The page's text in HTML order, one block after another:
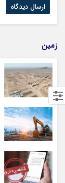
زمین